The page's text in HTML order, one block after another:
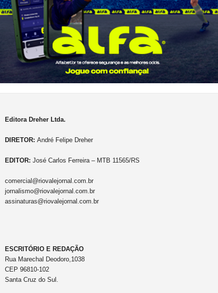
Editora Dreher Ltda.
DIRETOR: André Felipe Dreher
EDITOR: José Carlos Ferreira – MTB 11565/RS
comercial@riovalejornal.com.br
jornalismo@riovalejornal.com.br
assinaturas@riovalejornal.com.br
ESCRITÓRIO E REDAÇÃO
Rua Marechal Deodoro,1038
CEP 96810-102
Santa Cruz do Sul.